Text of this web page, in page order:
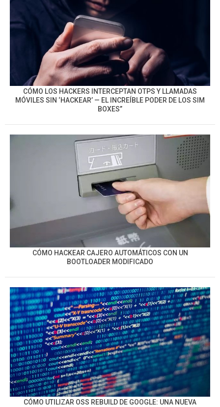
CÓMO LOS HACKERS INTERCEPTAN OTPS Y LLAMADAS
MÓVILES SIN ‘HACKEAR’ — EL INCREÍBLE PODER DE LOS SIM
BOXES”
CÓMO HACKEAR CAJERO AUTOMÁTICOS CON UN
BOOTLOADER MODIFICADO
CÓMO UTILIZAR OSS REBUILD DE GOOGLE: UNA NUEVA